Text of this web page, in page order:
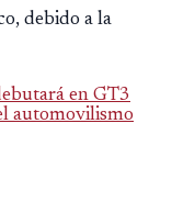
debido a la
en GT3
automovilismo